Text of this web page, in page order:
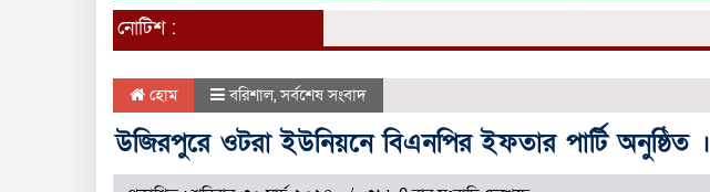
নোটিশ :
হোম বরিশাল,সর্বশেষ সংবাদ
উজিরপুরে ওটরা ইউনিয়নে বিএনপির ইফতার পার্টি অনুষ্ঠিত ।